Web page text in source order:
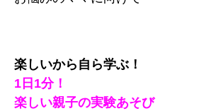
楽しいから自ら学ぶ！
1日1分！
楽しい親子の実験あそび